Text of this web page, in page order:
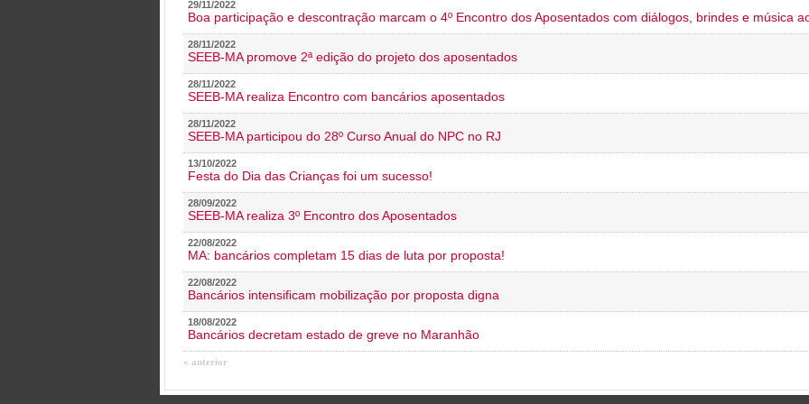
29/11/2022
Boa participação e descontração marcam o 4º Encontro dos Aposentados com diálogos, brindes e música
28/11/2022
SEEB-MA promove 2ª edição do projeto dos aposentados
28/11/2022
SEEB-MA realiza Encontro com bancários aposentados
28/11/2022
SEEB-MA participou do 28º Curso Anual do NPC no RJ
13/10/2022
Festa do Dia das Crianças foi um sucesso!
28/09/2022
SEEB-MA realiza 3º Encontro dos Aposentados
22/08/2022
MA: bancários completam 15 dias de luta por proposta!
22/08/2022
Bancários intensificam mobilização por proposta digna
18/08/2022
Bancários decretam estado de greve no Maranhão
« anterior